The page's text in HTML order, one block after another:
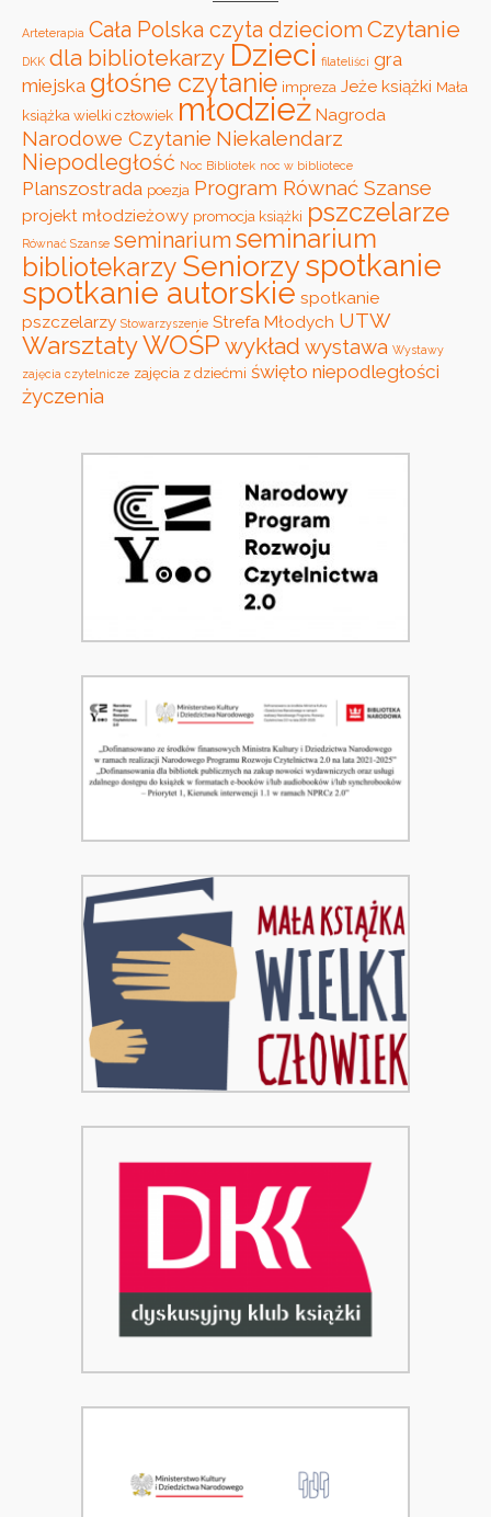
Arteterapia Cała Polska czyta dzieciom Czytanie
DKK dla bibliotekarzy Dzieci filateliści gra
miejska głośne czytanie impreza Jeże książki Mała
książka wielki człowiek młodzież Nagroda
Narodowe Czytanie Niekalendarz
Niepodległość Noc Bibliotek noc w bibliotece
Planszostrada poezja Program Równać Szanse
projekt młodzieżowy promocja książki pszczelarze
Równać Szanse seminarium seminarium
bibliotekarzy Seniorzyspotkanie
spotkanie autorskie spotkanie
pszczelarzy Stowarzyszenie Strefa Młodych UTW
WarsztatyWOŚP wykład wystawa Wystawy
zajęcia czytelnicze zajęcia z dziećmi święto niepodległości
życzenia